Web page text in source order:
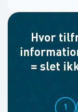
Hvor
= slet
1